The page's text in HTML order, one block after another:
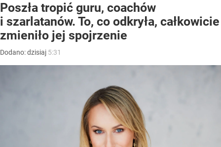
Poszła tropić guru, coachów
i szarlatanów. To, co odkryła, całkowicie
zmieniło jej spojrzenie
Dodano:dzisiaj 5:31